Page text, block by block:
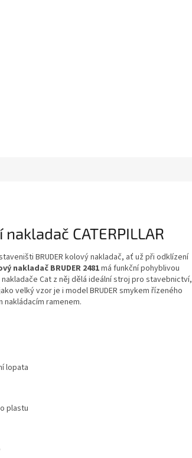
nakladač CATERPILLAR
BRUDER kolový nakladač, ať už při odklízení
nakladač BRUDER 2481má funkční pohyblivou
Cat z něj dělá ideální stroj pro stavebnictví,
velký vzor je i model BRUDER smykem řízeného
nakládacím ramenem.
lopata
plastu